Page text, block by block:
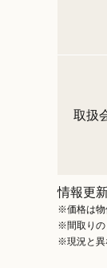
取扱
情報更
※価格は物
※間取りの
※現況と異